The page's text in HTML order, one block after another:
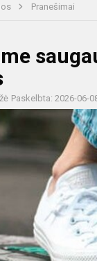
Pranešimai
Paskelbta: 2026-06-